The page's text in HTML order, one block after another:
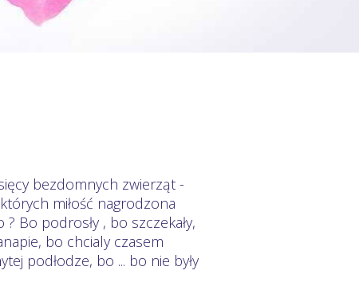
bezdomnych zwierząt -
miłość nagrodzona
Bo podrosły , bo szczekały,
bo chcialy czasem
podłodze, bo ... bo nie były